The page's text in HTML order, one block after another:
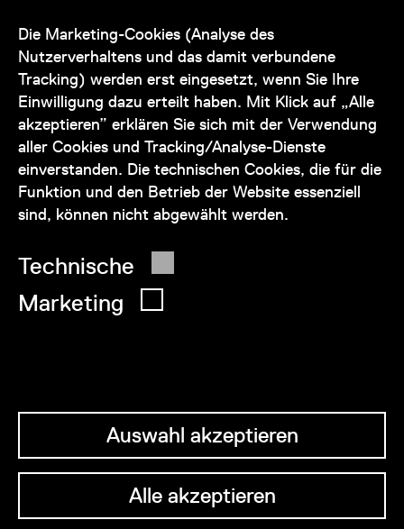
Die Marketing-Cookies (Analyse des
Nutzerverhaltens und das damit verbundene
Tracking) werden erst eingesetzt, wenn Sie Ihre
Einwilligung dazu erteilt haben. Mit Klick auf „Alle
akzeptieren” erklären Sie sich mit der Verwendung
aller Cookies und Tracking/Analyse-Dienste
einverstanden. Die technischen Cookies, die für die
Funktion und den Betrieb der Website essenziell
sind, können nicht abgewählt werden.
Technische
Marketing
Auswahl akzeptieren
Alle akzeptieren
zu den Öffnungszeiten des Museums
auch telefonisch zur Verfügung:
+43 1 505 87 47 85173
service@wienmuseum.at
© 2026 Wien Museum